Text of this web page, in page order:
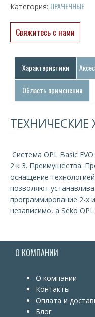
Категория: ПРАЧЕЧНЫЕ
Свяжитесь с нами
Характеристики
Область применения
ТЕХНИЧЕСКИЕ
Система OPL Basic
2 к 3. Преимущества:
оснащение
позволяют
программирование 2-х
независимо, а Seko
О КОМПАНИИ
О компании
Контакты
Оплата и
Блог